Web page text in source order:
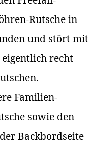
Rutsche in
und stört mit
recht
Familien-
sowie den
Backbordseite